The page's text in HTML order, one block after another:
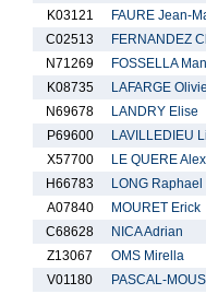
K03121
FAURE Jean-
C02513
FERNANDEZ
N71269
FOSSELLA
K08735
LAFARGE
N69678
LANDRY Elise
P69600
LAVILLEDIEU
X57700
LE QUERE
H66783
LONG Raphael
A07840
MOURET Erick
C68628
NICA Adrian
Z13067
OMS Mirella
V01180
PASCAL-